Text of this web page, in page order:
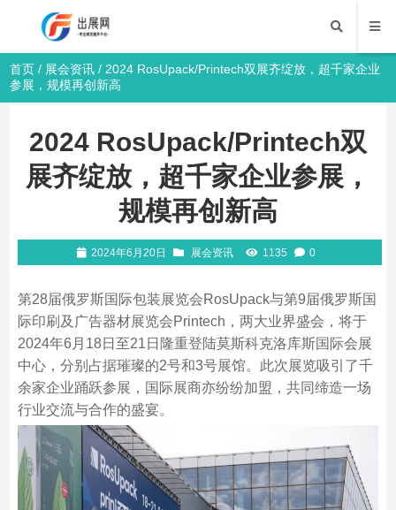
首页 / 展会资讯 / 2024 RosUpack/Printech双展齐绽放，超千家企业
参展，规模再创新高
2024 RosUpack/Printech双
展齐绽放，超千家企业参展，
规模再创新高
2024年6月20日 展会资讯 1135 0
第28届俄罗斯国际包装展览会RosUpack与第9届俄罗斯国
际印刷及广告器材展览会Printech，两大业界盛会，将于
2024年6月18日至21日隆重登陆莫斯科克洛库斯国际会展
中心，分别占据璀璨的2号和3号展馆。此次展览吸引了千
余家企业踊跃参展，国际展商亦纷纷加盟，共同缔造一场
行业交流与合作的盛宴。